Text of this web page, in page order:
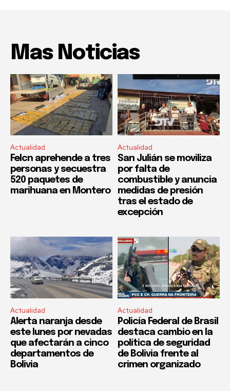
Mas Noticias
Actualidad
Felcn aprehende a tres
personas y secuestra
520 paquetes de
marihuana en Montero
Actualidad
San Julián se moviliza
por falta de
combustible y anuncia
medidas de presión
tras el estado de
excepción
Actualidad
Alerta naranja desde
este lunes por nevadas
que afectarán a cinco
departamentos de
Bolivia
Actualidad
Policía Federal de Brasil
destaca cambio en la
política de seguridad
de Bolivia frente al
crimen organizado